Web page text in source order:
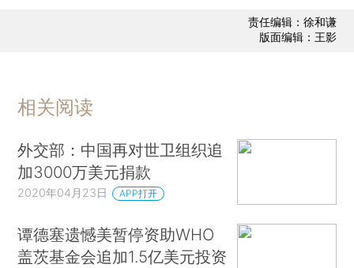
责任编辑：徐和谦
版面编辑：王影
相关阅读
外交部：中国再对世卫组织追
加3000万美元捐款
2020年04月23日 APP打开
谭德塞遗憾美暂停资助WHO
盖茨基金会追加1.5亿美元投资